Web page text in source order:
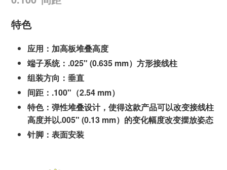
特色
应用：加高板堆叠高度
端子系统：.025" (0.635 mm）方形接线柱
组装方向：垂直
间距：.100"（2.54 mm）
特色：弹性堆叠设计，使得这款产品可以改变接线柱
高度并以.005" (0.13 mm）的变化幅度改变摆放姿态
针脚：表面安装